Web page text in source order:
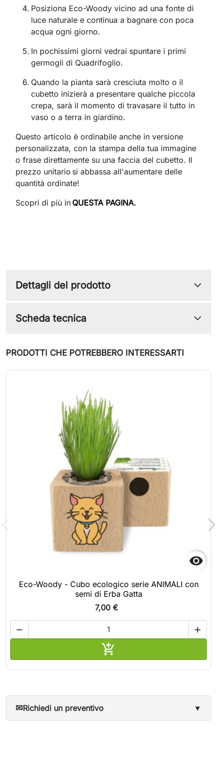
Posiziona Eco-Woody vicino ad una fonte di
luce naturale e continua a bagnare con poca
acqua ogni giorno.
In pochissimi giorni vedrai spuntare i primi
germogli di Quadrifoglio.
Quando la pianta sarà cresciuta molto o il
cubetto inizierà a presentare qualche piccola
crepa, sarà il momento di travasare il tutto in
vaso o a terra in giardino.
Questo articolo è ordinabile anche in versione
personalizzata, con la stampa della tua immagine
o frase direttamente su una faccia del cubetto. Il
prezzo unitario si abbassa all'aumentare delle
quantità ordinate!
Scopri di più in QUESTA PAGINA.
Dettagli del prodotto
Scheda tecnica
PRODOTTI CHE POTREBBERO INTERESSARTI

Eco-Woody - Cubo ecologico serie ANIMALI con
semi di Erba Gatta
7,00 €
 

✉Richiedi un preventivo ▼